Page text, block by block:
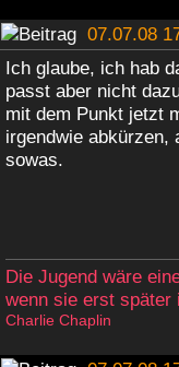
07.07.08
Ich glaube, ich hab
passt aber nicht
mit dem Punkt jetzt
irgendwie abkürzen,
sowas.
Die Jugend wäre
wenn sie erst später
Charlie Chaplin